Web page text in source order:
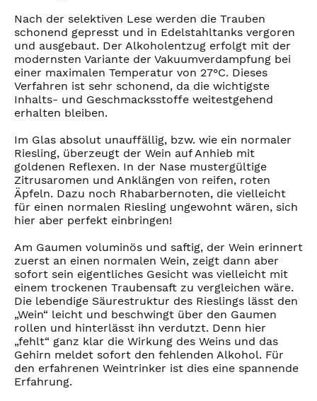
Nach der selektiven Lese werden die Trauben
schonend gepresst und in Edelstahltanks vergoren
und ausgebaut. Der Alkoholentzug erfolgt mit der
modernsten Variante der Vakuumverdampfung bei
einer maximalen Temperatur von 27°C. Dieses
Verfahren ist sehr schonend, da die wichtigste
Inhalts- und Geschmacksstoffe weitestgehend
erhalten bleiben.
Im Glas absolut unauffällig, bzw. wie ein normaler
Riesling, überzeugt der Wein auf Anhieb mit
goldenen Reflexen. In der Nase mustergültige
Zitrusaromen und Anklängen von reifen, roten
Äpfeln. Dazu noch Rhabarbernoten, die vielleicht
für einen normalen Riesling ungewohnt wären, sich
hier aber perfekt einbringen!
Am Gaumen voluminös und saftig, der Wein erinnert
zuerst an einen normalen Wein, zeigt dann aber
sofort sein eigentliches Gesicht was vielleicht mit
einem trockenen Traubensaft zu vergleichen wäre.
Die lebendige Säurestruktur des Rieslings lässt den
„Wein“ leicht und beschwingt über den Gaumen
rollen und hinterlässt ihn verdutzt. Denn hier
„fehlt“ ganz klar die Wirkung des Weins und das
Gehirn meldet sofort den fehlenden Alkohol. Für
den erfahrenen Weintrinker ist dies eine spannende
Erfahrung.